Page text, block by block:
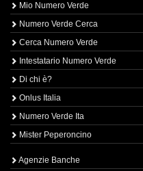
Mio Numero Verde
Numero Verde Cerca
Cerca Numero Verde
Intestatario Numero Verde
Di chi è?
Onlus Italia
Numero Verde Ita
Mister Peperoncino
Agenzie Banche